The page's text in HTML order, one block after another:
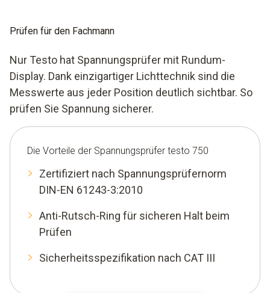
Prüfen für den Fachmann
Nur Testo hat Spannungsprüfer mit Rundum-
Display. Dank einzigartiger Lichttechnik sind die
Messwerte aus jeder Position deutlich sichtbar. So
prüfen Sie Spannung sicherer.
Die Vorteile der Spannungsprüfer testo 750
Zertifiziert nach Spannungsprüfernorm
DIN-EN 61243-3:2010
Anti-Rutsch-Ring für sicheren Halt beim
Prüfen
Sicherheitsspezifikation nach CAT III